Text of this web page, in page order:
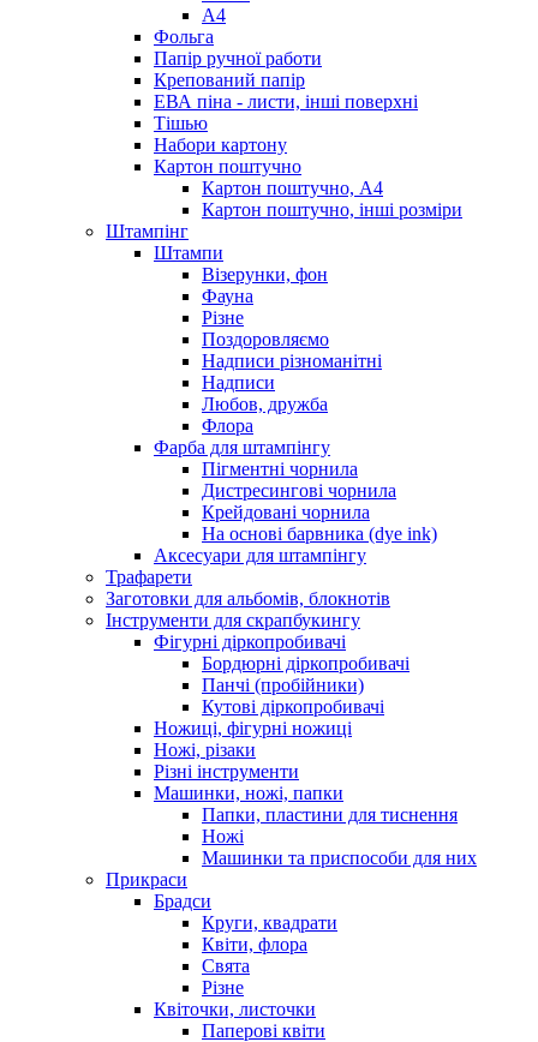
А4
Фольга
Папір ручної работи
Крепований папір
ЕВА піна - листи, інші поверхні
Тішью
Набори картону
Картон поштучно
Картон поштучно, А4
Картон поштучно, інші розміри
Штампінг
Штампи
Візерунки, фон
Фауна
Різне
Поздоровляємо
Надписи різноманітні
Надписи
Любов, дружба
Флора
Фарба для штампінгу
Пігментні чорнила
Дистресингові чорнила
Крейдовані чорнила
На основі барвника (dye ink)
Аксесуари для штампінгу
Трафарети
Заготовки для альбомів, блокнотів
Інструменти для скрапбукингу
Фігурні діркопробивачі
Бордюрні діркопробивачі
Панчі (пробійники)
Кутові діркопробивачі
Ножиці, фігурні ножиці
Ножі, різаки
Різні інструменти
Машинки, ножі, папки
Папки, пластини для тиснення
Ножі
Машинки та приспособи для них
Прикраси
Брадси
Круги, квадрати
Квіти, флора
Свята
Різне
Квіточки, листочки
Паперові квіти